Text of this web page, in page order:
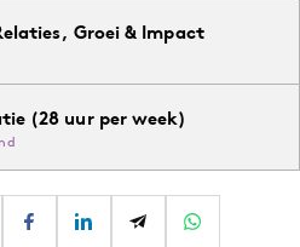
Groei & Impact
(28 uur per week)